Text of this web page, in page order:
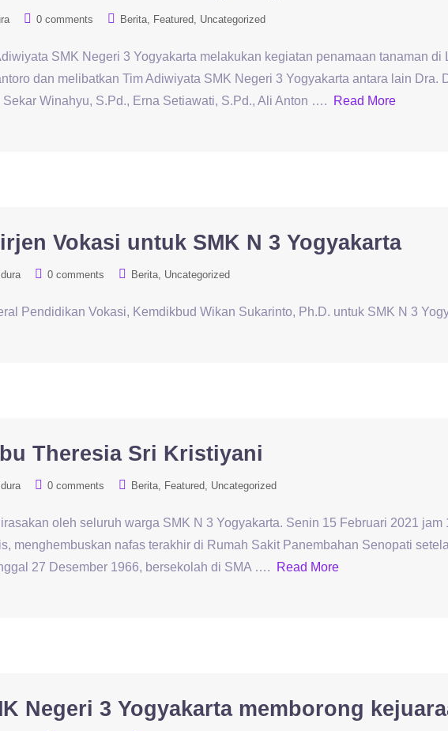
0 comments Berita Featured Uncategorized
SMK Negeri 3 Yogyakarta melakukan kegiatan penamaan tanaman
dan melibatkan Tim Adiwiyata SMK Negeri 3 Yogyakarta antara lain Dra.
Sekar Winahyu, S.Pd., Erna Setiawati, S.Pd., Ali Anton ….
Read More
Vokasi untuk SMK N 3 Yogyakarta
0 comments Berita Uncategorized
Pendidikan Vokasi, Kemdikbud Wikan Sukarinto, Ph.D. untuk SMK N 3
Theresia Sri Kristiyani
0 comments Berita Featured Uncategorized
oleh seluruh warga SMK N 3 Yogyakarta. Senin 15 Februari 2021
menghembuskan nafas terakhir di Rumah Sakit Panembahan Senopati
27 Desember 1966, bersekolah di SMA ….
Read More
Negeri 3 Yogyakarta memborong